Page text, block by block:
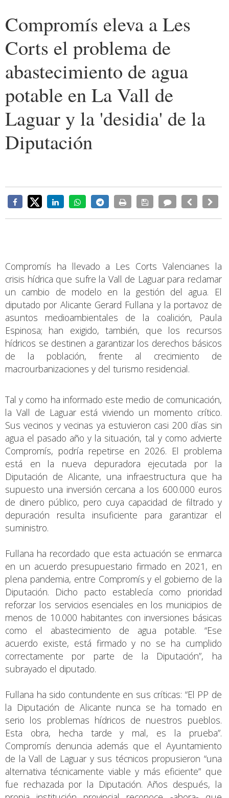
Compromís eleva a Les
Corts el problema de
abastecimiento de agua
potable en La Vall de
Laguar y la 'desidia' de la
Diputación
Compromís ha llevado a Les Corts Valencianes la
crisis hídrica que sufre la Vall de Laguar para reclamar
un cambio de modelo en la gestión del agua. El
diputado por Alicante Gerard Fullana y la portavoz de
asuntos medioambientales de la coalición, Paula
Espinosa; han exigido, también, que los recursos
hídricos se destinen a garantizar los derechos básicos
de la población, frente al crecimiento de
macrourbanizaciones y del turismo residencial.
Tal y como ha informado este medio de comunicación,
la Vall de Laguar está viviendo un momento crítico.
Sus vecinos y vecinas ya estuvieron casi 200 días sin
agua el pasado año y la situación, tal y como advierte
Compromís, podría repetirse en 2026. El problema
está en la nueva depuradora ejecutada por la
Diputación de Alicante, una infraestructura que ha
supuesto una inversión cercana a los 600.000 euros
de dinero público, pero cuya capacidad de filtrado y
depuración resulta insuficiente para garantizar el
suministro.
Fullana ha recordado que esta actuación se enmarca
en un acuerdo presupuestario firmado en 2021, en
plena pandemia, entre Compromís y el gobierno de la
Diputación. Dicho pacto establecía como prioridad
reforzar los servicios esenciales en los municipios de
menos de 10.000 habitantes con inversiones básicas
como el abastecimiento de agua potable. “Ese
acuerdo existe, está firmado y no se ha cumplido
correctamente por parte de la Diputación”, ha
subrayado el diputado.
Fullana ha sido contundente en sus críticas: “El PP de
la Diputación de Alicante nunca se ha tomado en
serio los problemas hídricos de nuestros pueblos.
Esta obra, hecha tarde y mal, es la prueba”.
Compromís denuncia además que el Ayuntamiento
de la Vall de Laguar y sus técnicos propusieron “una
alternativa técnicamente viable y más eficiente” que
fue rechazada por la Diputación. Años después, la